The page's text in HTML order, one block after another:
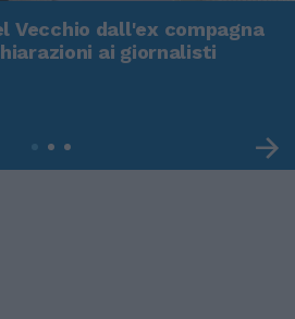
Vecchio dall'ex compagna
ai giornalisti